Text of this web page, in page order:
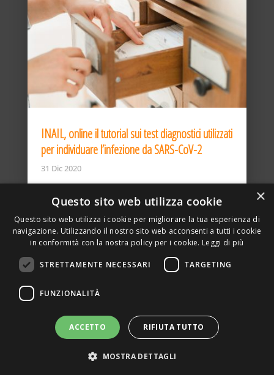
INAIL, online il tutorial sui test diagnostici utilizzati
per individuare l’infezione da SARS-CoV-2
31 Dic 2020
DELLA TORRE, 15 – 20127 – MILANO – P. IVA
SITO REALIZZATO DA GRAFICAEFOTO WEB AGENCY –
PARTNER SINTEL
×
Questo sito web utilizza cookie
Questo sito web utilizza i cookie per migliorare la tua esperienza di
navigazione. Utilizzando il nostro sito web acconsenti a tutti i cookie
in conformità con la nostra policy per i cookie. Leggi di più
STRETTAMENTE NECESSARI TARGETING
FUNZIONALITÀ
ACCETTO RIFIUTA TUTTO
MOSTRA DETTAGLI